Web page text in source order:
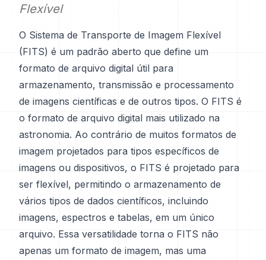
Flexível
O Sistema de Transporte de Imagem Flexível
(FITS) é um padrão aberto que define um
formato de arquivo digital útil para
armazenamento, transmissão e processamento
de imagens científicas e de outros tipos. O FITS é
o formato de arquivo digital mais utilizado na
astronomia. Ao contrário de muitos formatos de
imagem projetados para tipos específicos de
imagens ou dispositivos, o FITS é projetado para
ser flexível, permitindo o armazenamento de
vários tipos de dados científicos, incluindo
imagens, espectros e tabelas, em um único
arquivo. Essa versatilidade torna o FITS não
apenas um formato de imagem, mas uma